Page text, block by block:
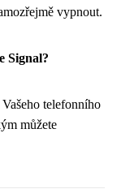
vypnout.
Signal?
telefonního
můžete